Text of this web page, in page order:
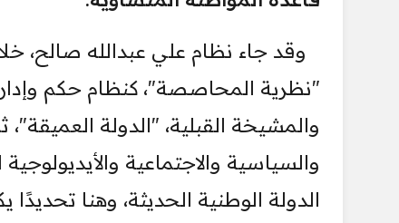
وقد جاء نظام علي عبدالله صالح،
"نظرية المحاصصة"، كنظام حكم
والمشيخة القبلية، "الدولة
والسياسية والاجتماعية
الدولة الوطنية الحديثة، وهنا